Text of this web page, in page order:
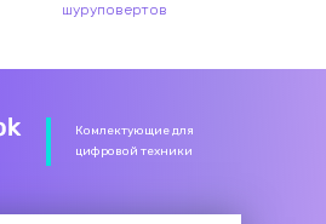
шуруповертов
Комлектующие для
цифровой техники